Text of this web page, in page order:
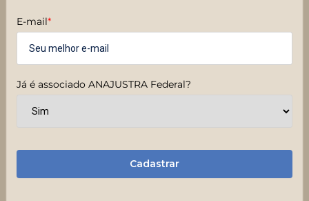
E-mail*
Já é associado ANAJUSTRA Federal?
Cadastrar